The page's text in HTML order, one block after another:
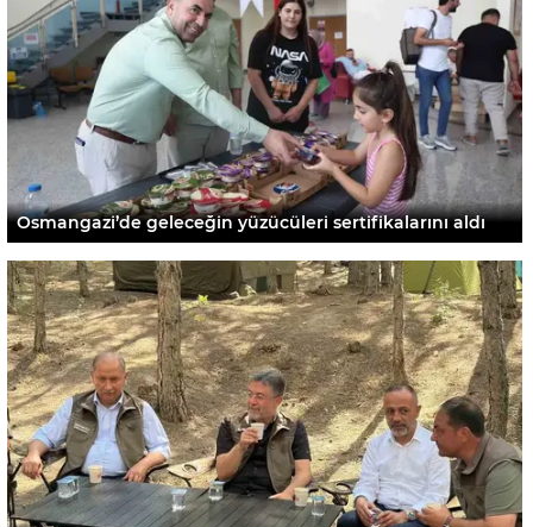
Osmangazi’de geleceğin yüzücüleri sertifikalarını aldı